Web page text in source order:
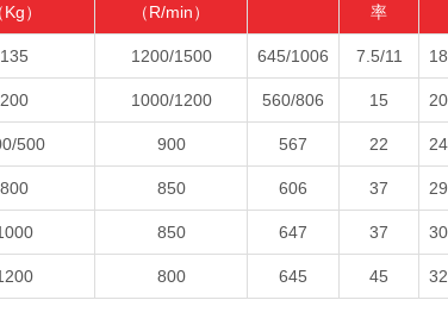
Kg）
（R/min）
率
135 1200/1500 645/1006 7.5/11
200 1000/1200 560/806 15
500 900 567 22
800 850 606 37
850 647 37
800 645 45